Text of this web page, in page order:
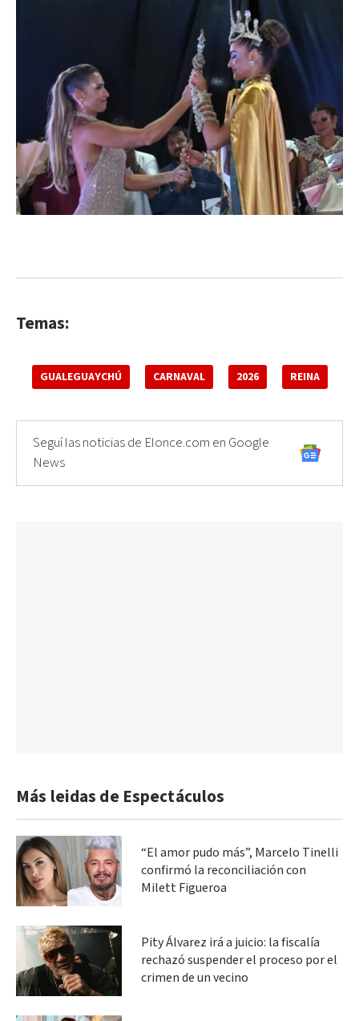
Temas:
GUALEGUAYCHÚ CARNAVAL 2026 REINA
Seguí las noticias de Elonce.com en Google
News
Más leidas de Espectáculos
“El amor pudo más”, Marcelo Tinelli
confirmó la reconciliación con
Milett Figueroa
Pity Álvarez irá a juicio: la fiscalía
rechazó suspender el proceso por el
crimen de un vecino